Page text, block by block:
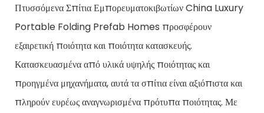
Πτυσσόμενα Σπίτια Εμπορευματοκιβωτίων China Luxury
Portable Folding Prefab Homes προσφέρουν
εξαιρετική ποιότητα και ποιότητα κατασκευής.
Κατασκευασμένα από υλικά υψηλής ποιότητας και
προηγμένα μηχανήματα, αυτά τα σπίτια είναι αξιόπιστα και
πληρούν ευρέως αναγνωρισμένα πρότυπα ποιότητας. Με